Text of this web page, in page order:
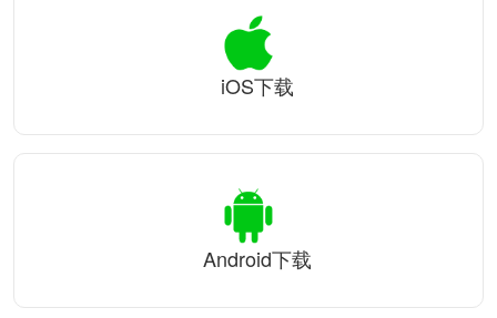
iOS下载
Android下载